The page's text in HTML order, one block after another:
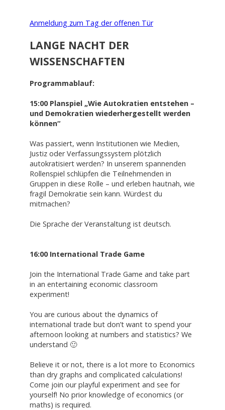
Anmeldung zum Tag der offenen Tür
LANGE NACHT DER
WISSENSCHAFTEN
Programmablauf:
15:00 Planspiel „Wie Autokratien entstehen –
und Demokratien wiederhergestellt werden
können“
Was passiert, wenn Institutionen wie Medien,
Justiz oder Verfassungssystem plötzlich
autokratisiert werden? In unserem spannenden
Rollenspiel schlüpfen die Teilnehmenden in
Gruppen in diese Rolle – und erleben hautnah, wie
fragil Demokratie sein kann. Würdest du
mitmachen?
Die Sprache der Veranstaltung ist deutsch.
16:00 International Trade Game
Join the International Trade Game and take part
in an entertaining economic classroom
experiment!
You are curious about the dynamics of
international trade but don’t want to spend your
afternoon looking at numbers and statistics? We
understand 🙂
Believe it or not, there is a lot more to Economics
than dry graphs and complicated calculations!
Come join our playful experiment and see for
yourself! No prior knowledge of economics (or
maths) is required.